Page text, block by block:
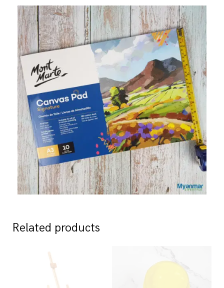
Related products